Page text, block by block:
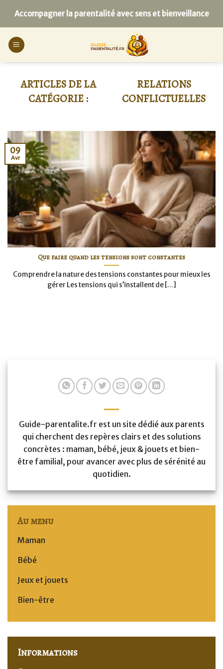
content
Accompagner la parentalité avec sens et bienveillance
RELATIONS
CONFLICTUELLES
Que faire quand les tensions sont constantes
Comprendre la nature des tensions constantes pour mieux les
gérer Les tensions qui s’installent de [...]
09
Avr
Guide-parentalite.fr est un site dédié aux parents
qui cherchent des repères clairs et des solutions
concrètes : maman, bébé, jeux & jouets et bien-
être familial, pour avancer avec plus de sérénité au
quotidien.
Au menu
Maman
Bébé
Jeux et jouets
Bien-être
Informations